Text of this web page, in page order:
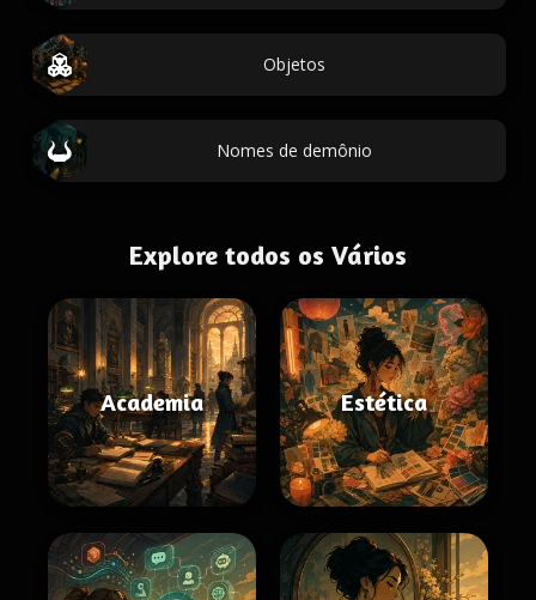
Objetos
Nomes de demônio
Explore todos os Vários
Academia Estética